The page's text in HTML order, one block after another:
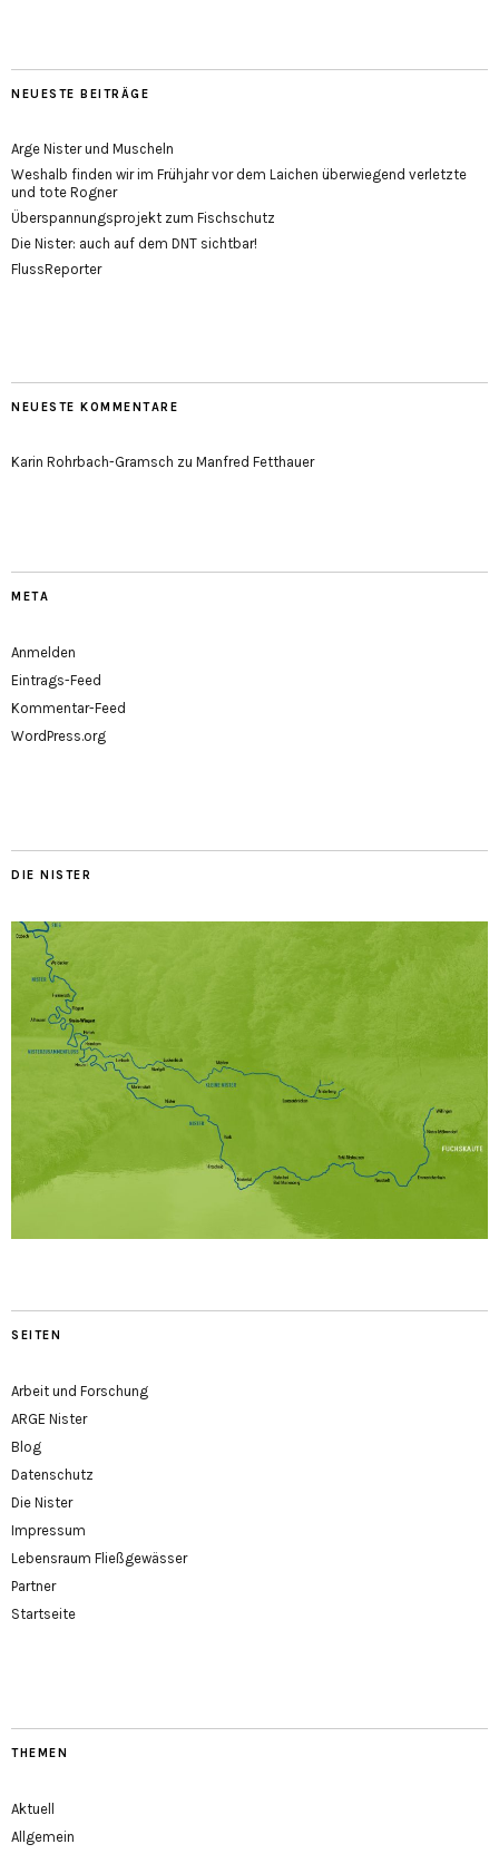
NEUESTE BEITRÄGE
Arge Nister und Muscheln
Weshalb finden wir im Frühjahr vor dem Laichen überwiegend verletzte
und tote Rogner
Überspannungsprojekt zum Fischschutz
Die Nister: auch auf dem DNT sichtbar!
FlussReporter
NEUESTE KOMMENTARE
Karin Rohrbach-Gramsch zu Manfred Fetthauer
META
Anmelden
Eintrags-Feed
Kommentar-Feed
WordPress.org
DIE NISTER
SEITEN
Arbeit und Forschung
ARGE Nister
Blog
Datenschutz
Die Nister
Impressum
Lebensraum Fließgewässer
Partner
Startseite
THEMEN
Aktuell
Allgemein